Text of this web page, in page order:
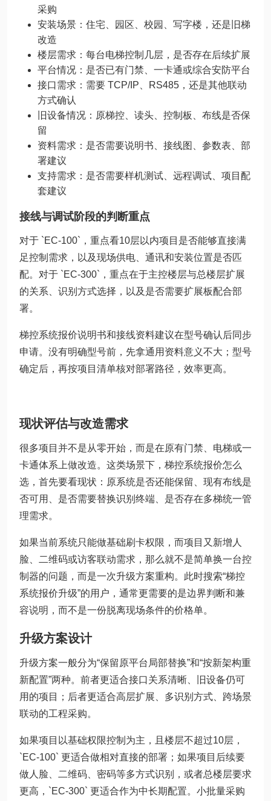
采购
安装场景：住宅、园区、校园、写字楼，还是旧梯
改造
楼层需求：每台电梯控制几层，是否存在后续扩展
平台情况：是否已有门禁、一卡通或综合安防平台
接口需求：需要 TCP/IP、RS485，还是其他联动
方式确认
旧设备情况：原梯控、读头、控制板、布线是否保
留
资料需求：是否需要说明书、接线图、参数表、部
署建议
支持需求：是否需要样机测试、远程调试、项目配
套建议
接线与调试阶段的判断重点
对于 `EC-100`，重点看10层以内项目是否能够直接满
足控制需求，以及现场供电、通讯和安装位置是否匹
配。对于 `EC-300`，重点在于主控楼层与总楼层扩展
的关系、识别方式选择，以及是否需要扩展板配合部
署。
梯控系统报价说明书和接线资料建议在型号确认后同步
申请。没有明确型号前，先拿通用资料意义不大；型号
确定后，再按项目清单核对部署路径，效率更高。
现状评估与改造需求
很多项目并不是从零开始，而是在原有门禁、电梯或一
卡通体系上做改造。这类场景下，梯控系统报价怎么
选，首先要看现状：原系统是否还能保留、现有布线是
否可用、是否需要替换识别终端、是否存在多梯统一管
理需求。
如果当前系统只能做基础刷卡权限，而项目又新增人
脸、二维码或访客联动需求，那么就不是简单换一台控
制器的问题，而是一次升级方案重构。此时搜索“梯控
系统报价升级”的用户，通常更需要的是边界判断和兼
容说明，而不是一份脱离现场条件的价格单。
升级方案设计
升级方案一般分为“保留原平台局部替换”和“按新架构重
新配置”两种。前者更适合接口关系清晰、旧设备仍可
用的项目；后者更适合高层扩展、多识别方式、跨场景
联动的工程采购。
如果项目以基础权限控制为主，且楼层不超过10层，
`EC-100` 更适合做相对直接的部署；如果项目后续要
做人脸、二维码、密码等多方式识别，或者总楼层要求
更高，`EC-300` 更适合作为中长期配置。小批量采购